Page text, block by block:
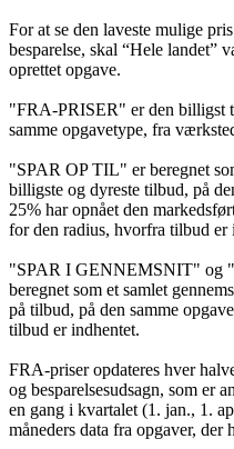
For at se den laveste mulige
besparelse, skal “Hele landet”
oprettet opgave.
"FRA-PRISER" er den billigst
samme opgavetype, fra
"SPAR OP TIL" er beregnet
billigste og dyreste tilbud, på
25% har opnået den
for den radius, hvorfra tilbud er
"SPAR I GENNEMSNIT" og
beregnet som et samlet
på tilbud, på den samme
tilbud er indhentet.
FRA-priser opdateres hver
og besparelsesudsagn, som er
en gang i kvartalet (1. jan., 1.
måneders data fra opgaver, der